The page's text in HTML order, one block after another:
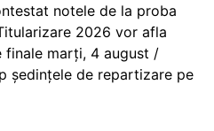
notele de la proba
2026 vor afla
finale marți, 4 august /
ședințele de repartizare pe